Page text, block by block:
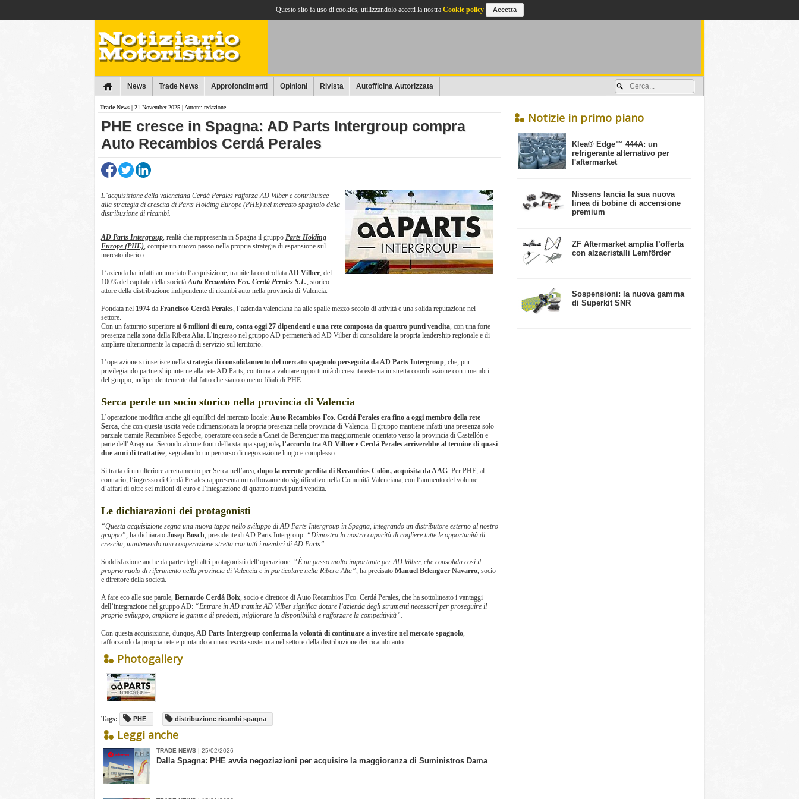
News Trade News Approfondimenti Opinioni Rivista Autofficina Autorizzata
Notizie in primo piano
​Klea® Edge™ 444A: un
refrigerante alternativo per
l'aftermarket
Nissens lancia la sua nuova
linea di bobine di accensione
premium
ZF Aftermarket amplia l’offerta
con alzacristalli Lemförder
​Sospensioni: la nuova gamma
di Superkit SNR
Trade News | 21 November 2025 | Autore: redazione
​PHE cresce in Spagna: AD Parts Intergroup compra
Auto Recambios Cerdá Perales
L’acquisizione della valenciana Cerdá Perales rafforza AD Vilber e contribuisce
alla strategia di crescita di Parts Holding Europe (PHE) nel mercato spagnolo della
distribuzione di ricambi.
AD Parts Intergroup, realtà che rappresenta in Spagna il gruppo Parts Holding
Europe (PHE), compie un nuovo passo nella propria strategia di espansione sul
mercato iberico.
L’azienda ha infatti annunciato l’acquisizione, tramite la controllata AD Vilber, del
100% del capitale della societàAuto Recambios Fco. Cerdá Perales S.L., storico
attore della distribuzione indipendente di ricambi auto nella provincia di Valencia.
Fondata nel 1974 da Francisco Cerdá Perales, l’azienda valenciana ha alle spalle mezzo secolo di attività e una solida reputazione nel
settore.
Con un fatturato superiore ai 6 milioni di euro, conta oggi 27 dipendenti e una rete composta da quattro punti vendita, con una forte
presenza nella zona della Ribera Alta. L’ingresso nel gruppo AD permetterà ad AD Vilber di consolidare la propria leadership regionale e di
ampliare ulteriormente la capacità di servizio sul territorio.
L’operazione si inserisce nella strategia di consolidamento del mercato spagnolo perseguita da AD Parts Intergroup, che, pur
privilegiando partnership interne alla rete AD Parts, continua a valutare opportunità di crescita esterna in stretta coordinazione con i membri
del gruppo, indipendentemente dal fatto che siano o meno filiali di PHE.
Serca perde un socio storico nella provincia di Valencia
L’operazione modifica anche gli equilibri del mercato locale: Auto Recambios Fco. Cerdá Perales era fino a oggi membro della rete
Serca, che con questa uscita vede ridimensionata la propria presenza nella provincia di Valencia. Il gruppo mantiene infatti una presenza solo
parziale tramite Recambios Segorbe, operatore con sede a Canet de Berenguer ma maggiormente orientato verso la provincia di Castellón e
parte dell’Aragona. Secondo alcune fonti della stampa spagnola, l’accordo tra AD Vilber e Cerdá Perales arriverebbe al termine di quasi
due anni di trattative, segnalando un percorso di negoziazione lungo e complesso.
Si tratta di un ulteriore arretramento per Serca nell’area, dopo la recente perdita di Recambios Colón, acquisita da AAG. Per PHE, al
contrario, l’ingresso di Cerdá Perales rappresenta un rafforzamento significativo nella Comunità Valenciana, con l’aumento del volume
d’affari di oltre sei milioni di euro e l’integrazione di quattro nuovi punti vendita.
Le dichiarazioni dei protagonisti
“Questa acquisizione segna una nuova tappa nello sviluppo di AD Parts Intergroup in Spagna, integrando un distributore esterno al nostro
gruppo”, ha dichiarato Josep Bosch, presidente di AD Parts Intergroup. “Dimostra la nostra capacità di cogliere tutte le opportunità di
crescita, mantenendo una cooperazione stretta con tutti i membri di AD Parts”.
Soddisfazione anche da parte degli altri protagonisti dell’operazione: “È un passo molto importante per AD Vilber, che consolida così il
proprio ruolo di riferimento nella provincia di Valencia e in particolare nella Ribera Alta”, ha precisato Manuel Belenguer Navarro, socio
e direttore della società.
A fare eco alle sue parole, Bernardo Cerdá Boix, socio e direttore di Auto Recambios Fco. Cerdá Perales, che ha sottolineato i vantaggi
dell’integrazione nel gruppo AD: “Entrare in AD tramite AD Vilber significa dotare l’azienda degli strumenti necessari per proseguire il
proprio sviluppo, ampliare le gamme di prodotti, migliorare la disponibilità e rafforzare la competitività”.
Con questa acquisizione, dunque, AD Parts Intergroup conferma la volontà di continuare a investire nel mercato spagnolo,
rafforzando la propria rete e puntando a una crescita sostenuta nel settore della distribuzione dei ricambi auto.
Photogallery
Tags: PHE distribuzione ricambi spagna
Leggi anche
TRADE NEWS | 25/02/2026
​Dalla Spagna: PHE avvia negoziazioni per acquisire la maggioranza di Suministros Dama
Questo sito fa uso di cookies, utilizzandolo accetti la nostra Cookie policy Accetta